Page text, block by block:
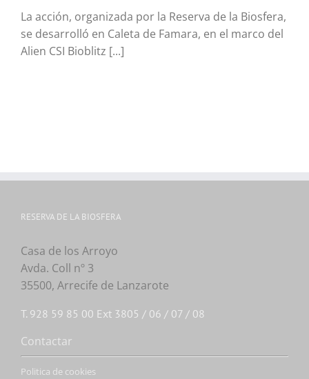
La acción, organizada por la Reserva de la Biosfera,
se desarrolló en Caleta de Famara, en el marco del
Alien CSI Bioblitz [...]
RESERVA DE LA BIOSFERA
Casa de los Arroyo
Avda. Coll nº 3
35500, Arrecife de Lanzarote
T. 928 59 85 00 Ext 3805 / 06 / 07 / 08
Contactar
Politica de cookies